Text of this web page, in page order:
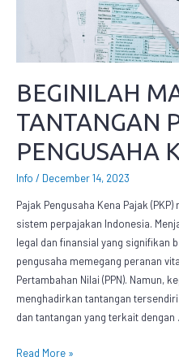
BEGINILAH
TANTANGAN
PENGUSAHA
Info / December 14, 2023
Pajak Pengusaha Kena Pajak
sistem perpajakan Indonesia.
legal dan finansial yang signifikan
pengusaha memegang peranan
Pertambahan Nilai (PPN). Namun,
menghadirkan tantangan
dan tantangan yang terkait dengan
Read More »